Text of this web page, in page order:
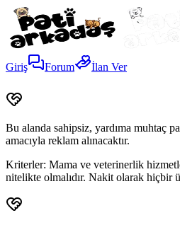
Giriş Forum İlan Ver
Bu alanda sahipsiz, yardıma muhtaç
amacıyla reklam alınacaktır.
Kriterler: Mama ve veterinerlik
nitelikte olmalıdır. Nakit olarak hiçbir